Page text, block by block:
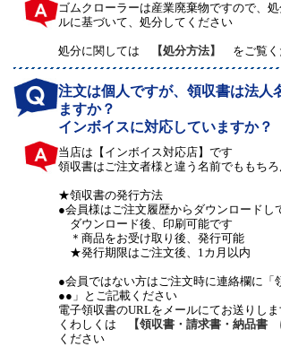
ゴムクローラーは産業廃棄物ですので、
ルに基づいて、処分してください
処分に関しては 【処分方法】 をご覧く
注文は個人ですが、領収書は法人
ますか？
インボイスに対応していますか？
当店は【インボイス対応店】です
領収書はご注文者様と違う名前でももち
★領収書の発行方法
●会員様はご注文履歴からダウンロードし
ダウンロード後、印刷可能です
＊商品をお受け取り後、発行可能
★発行期限はご注文後、1カ月以内
●会員ではない方はご注文時に連絡欄に
●●」とご記載ください
電子領収書のURLをメールにてお送りしま
くわしくは
【領収書・請求書・納品書
ください